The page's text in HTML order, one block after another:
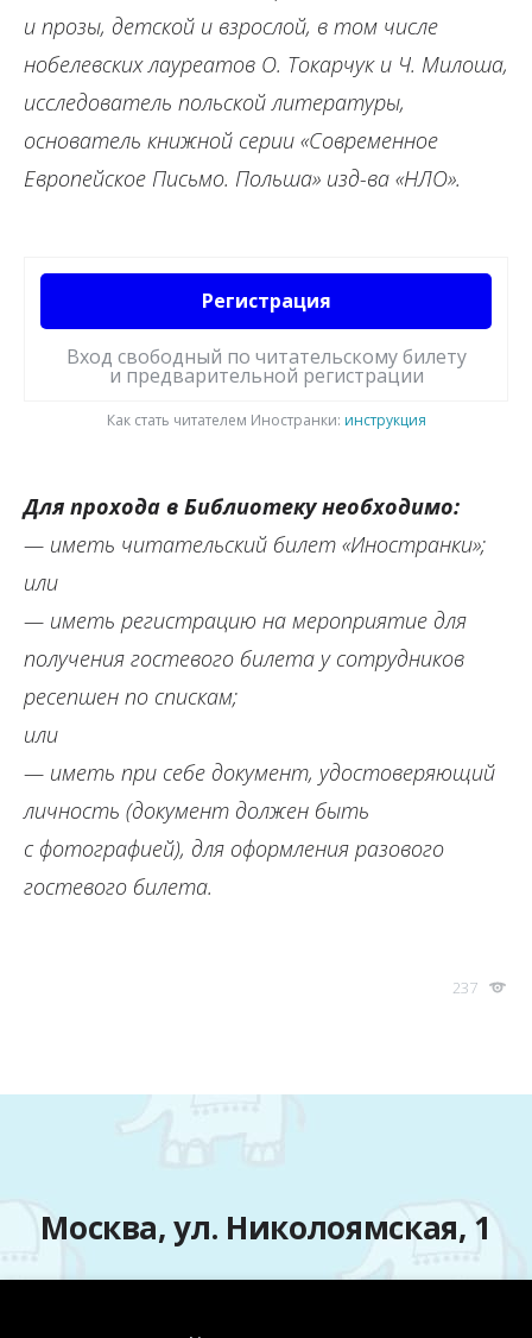
и прозы, детской и взрослой, в том числе
нобелевских лауреатов О. Токарчук и Ч. Милоша,
исследователь польской литературы,
основатель книжной серии «Современное
Европейское Письмо. Польша» изд-ва «НЛО».
Регистрация
Вход свободный по читательскому билету
и предварительной регистрации
Как стать читателем Иностранки: инструкция
Для прохода в Библиотеку необходимо:
— иметь читательский билет «Иностранки»;
или
— иметь регистрацию на мероприятие для
получения гостевого билета у сотрудников
ресепшен по спискам;
или
— иметь при себе документ, удостоверяющий
личность (документ должен быть
с фотографией), для оформления разового
гостевого билета.
237
Москва, ул. Николоямская, 1